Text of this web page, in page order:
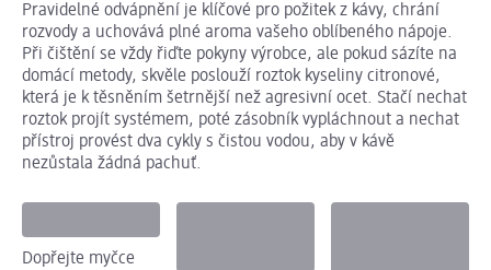
Pravidelné odvápnění je klíčové pro požitek z kávy, chrání
rozvody a uchovává plné aroma vašeho oblíbeného nápoje.
Při čištění se vždy řiďte pokyny výrobce, ale pokud sázíte na
domácí metody, skvěle poslouží roztok kyseliny citronové,
která je k těsněním šetrnější než agresivní ocet. Stačí nechat
roztok projít systémem, poté zásobník vypláchnout a nechat
přístroj provést dva cykly s čistou vodou, aby v kávě
nezůstala žádná pachuť.
Dopřejte myčce